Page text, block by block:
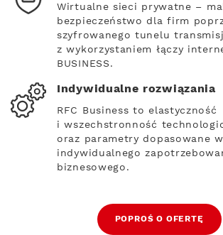
Wirtualne sieci prywatne –
bezpieczeństwo dla firm
szyfrowanego tunelu
z wykorzystaniem łączy
BUSINESS.
Indywidualne rozwiązania
RFC Business to elastyczność
i wszechstronność
oraz parametry dopasowane
indywidualnego
biznesowego.
POPROŚ O OFERTĘ